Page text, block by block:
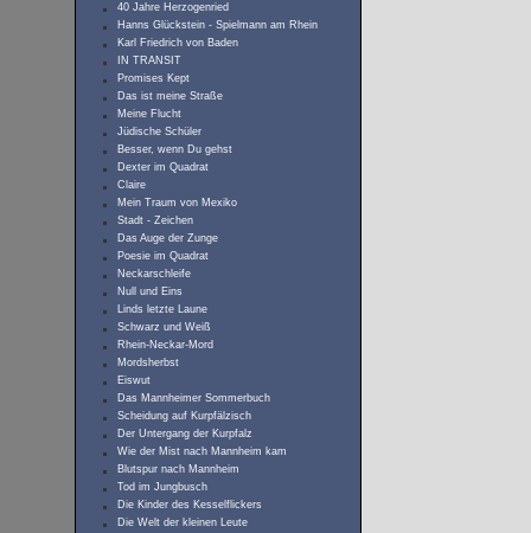
40 Jahre Herzogenried
Hanns Glückstein - Spielmann am Rhein
Karl Friedrich von Baden
IN TRANSIT
Promises Kept
Das ist meine Straße
Meine Flucht
Jüdische Schüler
Besser, wenn Du gehst
Dexter im Quadrat
Claire
Mein Traum von Mexiko
Stadt - Zeichen
Das Auge der Zunge
Poesie im Quadrat
Neckarschleife
Null und Eins
Linds letzte Laune
Schwarz und Weiß
Rhein-Neckar-Mord
Mordsherbst
Eiswut
Das Mannheimer Sommerbuch
Scheidung auf Kurpfälzisch
Der Untergang der Kurpfalz
Wie der Mist nach Mannheim kam
Blutspur nach Mannheim
Tod im Jungbusch
Die Kinder des Kesselflickers
Die Welt der kleinen Leute